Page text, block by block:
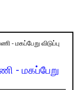
- மகப்பேறு விடுப்பு
- மகப்பேறு